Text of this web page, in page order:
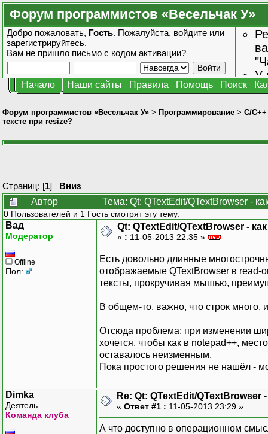
Форум программистов «Весельчак У»
Добро пожаловать, Гость. Пожалуйста, войдите или
зарегистрируйтесь.
Вам не пришло письмо с кодом активации?
У
Начало Наши сайты Правила Помощь Поиск
Форум программистов «Весельчак У» > Программирование > C/C++
тексте при resize?
Страниц: [1] Вниз
Автор
Тема: Qt: QTextEdit/QTextBrowser -
0 Пользователей и 1 Гость смотрят эту тему.
Вад
Модератор
Offline
Пол:
Qt: QTextEdit/QTextBrowser -
« : 11-05-2013 22:35 »
Есть довольно длинные
отображаемые QTextBrowser в read-
тексты, прокручивая мышью,
В общем-то, важно, что строк много,
Отсюда проблема: при изменении
хочется, чтобы как в notepad++,
оставалось неизменным.
Пока простого решения не нашёл -
Dimka
Деятель
Команда клуба
Re: Qt: QTextEdit/QTextBrowser
« Ответ #1 : 11-05-2013 23:29 »
А что доступно в операционном